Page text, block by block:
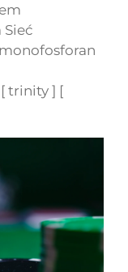
trinity ] [